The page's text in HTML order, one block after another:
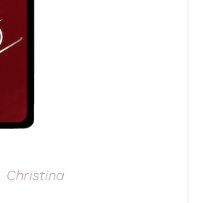
Christina